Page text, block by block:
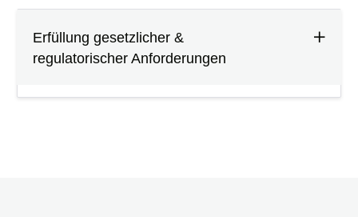
Erfüllung gesetzlicher &
regulatorischer Anforderungen